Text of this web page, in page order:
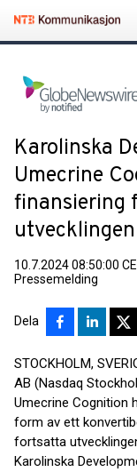
Karolinska
Umecrine
finansiering
10.7.2024 08:50:00
Pressemelding
Dela
STOCKHOLM,
AB (Nasdaq
Umecrine Cognition
form av ett
fortsatta
Karolinska